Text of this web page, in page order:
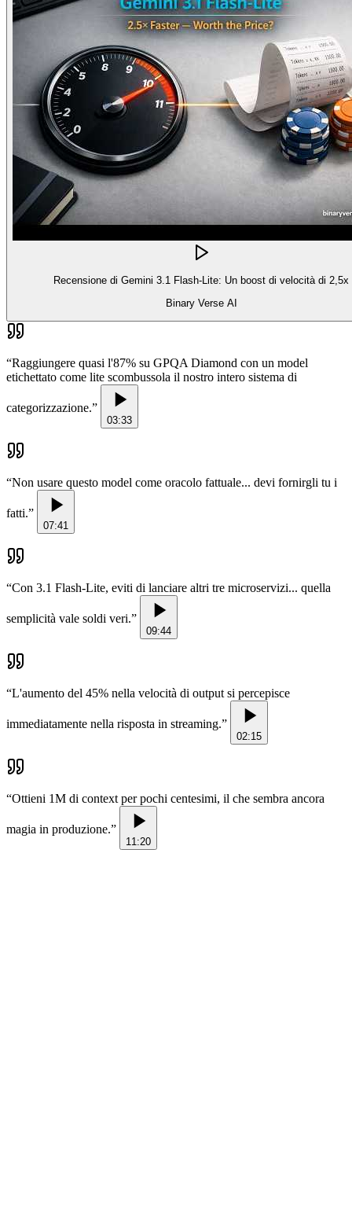
Recensione di Gemini 3.1 Flash-Lite: Un boost di velocità di 2,5x
Binary Verse AI
“Raggiungere quasi l'87% su GPQA Diamond con un model
etichettato come lite scombussola il nostro intero sistema di
categorizzazione.”
03:33
“Non usare questo model come oracolo fattuale... devi fornirgli tu i
fatti.”
07:41
“Con 3.1 Flash-Lite, eviti di lanciare altri tre microservizi... quella
semplicità vale soldi veri.”
09:44
“L'aumento del 45% nella velocità di output si percepisce
immediatamente nella risposta in streaming.”
02:15
“Ottieni 1M di context per pochi centesimi, il che sembra ancora
magia in produzione.”
11:20